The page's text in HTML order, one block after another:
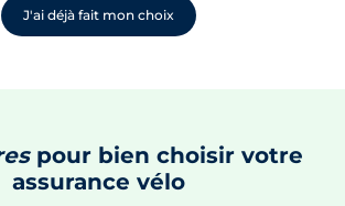
J'ai déjà fait mon choix
pour bien choisir votre
assurance vélo